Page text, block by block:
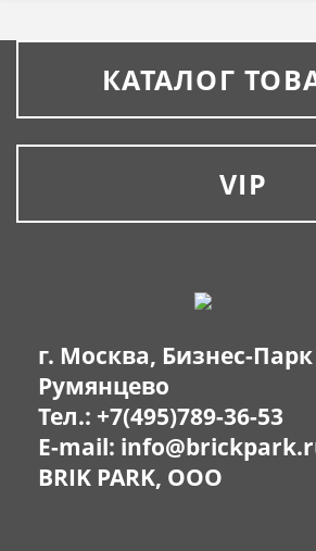
КАТАЛОГ
VIP
г. Москва, Бизнес-Парк
Румянцево
Тел.: +7(495)789-36-53
E-mail:
BRIK PARK, OOO